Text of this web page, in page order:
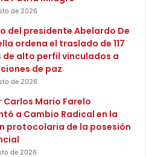
que conduce de Tunja a Villa
por la Unión Temporal
(ETB–SKYNET), y hace
Digitales del Ministerio TIC.
estuvo acompañada por el
Vega. Juntos,
y docentes que se han
Internet gratuito rural:
todas las escuelas rurales
de 2026
del presidente Abelardo De
ordena el traslado de 117
de alto perfil vinculados a
de paz
de 2026
Carlos Mario Farelo
a Cambio Radical en la
protocolaria de la posesión
de 2026